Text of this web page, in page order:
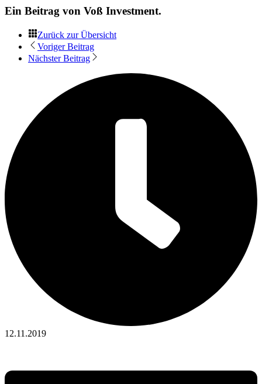
Ein Beitrag von Voß Investment.
Zurück zur Übersicht
Voriger Beitrag
Nächster Beitrag
12.11.2019